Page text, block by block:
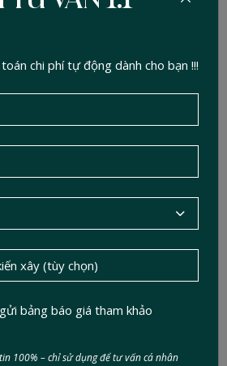
tích, bố trí không hợp lý, hoặc chọn
chi phí đội lên.
gói,Đức Tín Constructiontư
cầu và ngân sách của gia chủ. Chúng
hợp lý, tránh lãng phí diện tích, đồng
và công năng.
chi phí tự động dành cho bạn !!!
bảng báo giá tham khảo
100% – chỉ sử dụng để tư vấn cá nhân